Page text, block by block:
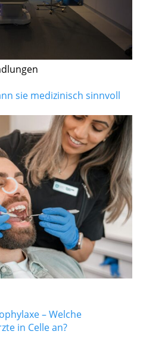
sie medizinisch sinnvoll
– Welche
in Celle an?